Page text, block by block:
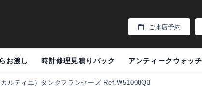
ご来店予約
お渡し 時計修理見積りパック アンティークウォッチ
ルティエ）タンクフランセーズ Ref.W51008Q3